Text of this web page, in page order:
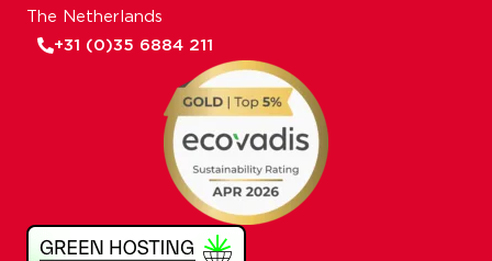
The Netherlands
+31 (0)35 6884 211